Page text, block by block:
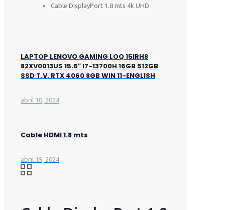
Cable DisplayPort 1.8 mts 4k UHD
LAPTOP LENOVO GAMING LOQ 15IRH8
82XV0013US 15.6″ I7-13700H 16GB 512GB
SSD T.V. RTX 4060 8GB WIN 11-ENGLISH
abril 10, 2024
Cable HDMI 1.8 mts
abril 19, 2024